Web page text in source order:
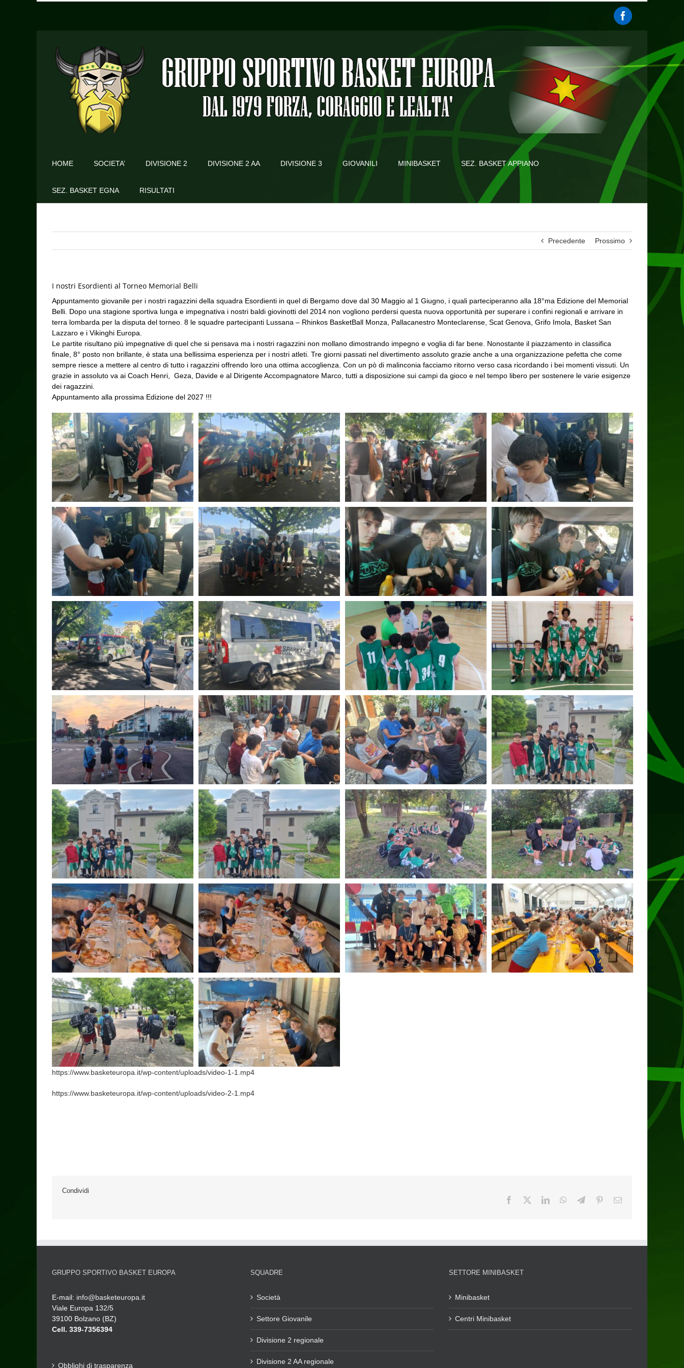
HOME SOCIETA’ DIVISIONE 2 DIVISIONE 2 AA DIVISIONE 3 GIOVANILI MINIBASKET SEZ. BASKET APPIANO
SEZ. BASKET EGNA RISULTATI
Precedente Prossimo
I nostri Esordienti al Torneo Memorial Belli
Appuntamento giovanile per i nostri ragazzini della squadra Esordienti in quel di Bergamo dove dal 30 Maggio al 1 Giugno, i quali parteciperanno alla 18°ma Edizione del Memorial
Belli. Dopo una stagione sportiva lunga e impegnativa i nostri baldi giovinotti del 2014 non vogliono perdersi questa nuova opportunità per superare i confini regionali e arrivare in
terra lombarda per la disputa del torneo. 8 le squadre partecipanti Lussana – Rhinkos BasketBall Monza, Pallacanestro Monteclarense, Scat Genova, Grifo Imola, Basket San
Lazzaro e i Vikinghi Europa.
Le partite risultano più impegnative di quel che si pensava ma i nostri ragazzini non mollano dimostrando impegno e voglia di far bene. Nonostante il piazzamento in classifica
finale, 8° posto non brillante, è stata una bellissima esperienza per i nostri atleti. Tre giorni passati nel divertimento assoluto grazie anche a una organizzazione pefetta che come
sempre riesce a mettere al centro di tutto i ragazzini offrendo loro una ottima accoglienza. Con un pò di malinconia facciamo ritorno verso casa ricordando i bei momenti vissuti. Un
grazie in assoluto va ai Coach Henri, Geza, Davide e al Dirigente Accompagnatore Marco, tutti a disposizione sui campi da gioco e nel tempo libero per sostenere le varie esigenze
dei ragazzini.
Appuntamento alla prossima Edizione del 2027 !!!
https://www.basketeuropa.it/wp-content/uploads/video-1-1.mp4
https://www.basketeuropa.it/wp-content/uploads/video-2-1.mp4
Condividi
GRUPPO SPORTIVO BASKET EUROPA
E-mail: info@basketeuropa.it
Viale Europa 132/5
39100 Bolzano (BZ)
Cell. 339-7356394
Obblighi di trasparenza
SQUADRE
Società
Settore Giovanile
Divisione 2 regionale
Divisione 2 AA regionale
SETTORE MINIBASKET
Minibasket
Centri Minibasket